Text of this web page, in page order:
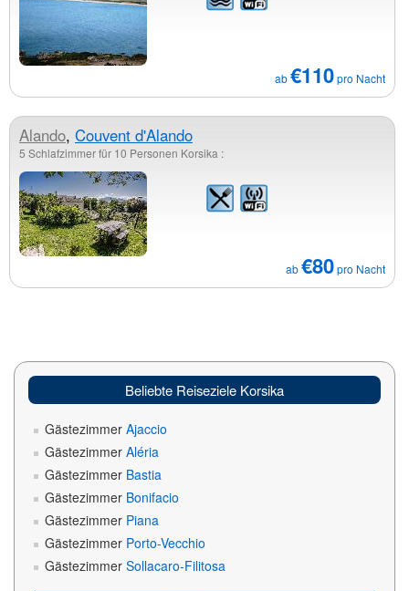
ab€110pro Nacht
Alando, Couvent d'Alando
5 Schlafzimmer für 10 Personen Korsika :
ab€80pro Nacht
Beliebte Reiseziele Korsika
Gästezimmer Ajaccio
Gästezimmer Aléria
Gästezimmer Bastia
Gästezimmer Bonifacio
Gästezimmer Piana
Gästezimmer Porto-Vecchio
Gästezimmer Sollacaro-Filitosa